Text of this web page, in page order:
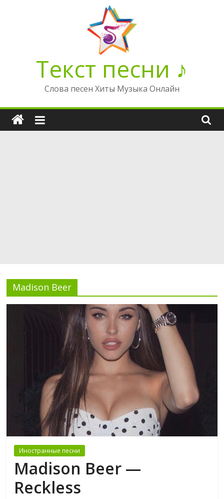
Текст песни ♪
Слова песен Хиты Музыка Онлайн
Madison Beer
Иностранные песни
Madison Beer —
Reckless